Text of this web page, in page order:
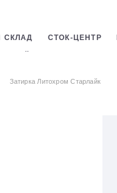
СКЛАД СТОК-ЦЕНТР
Затирка Литохром Старлайк